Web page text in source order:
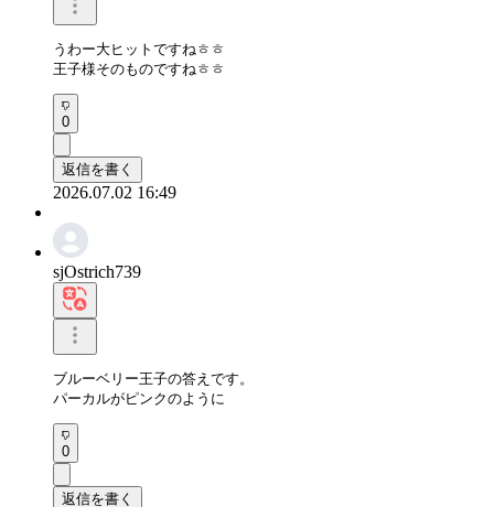
うわー大ヒットですねㅎㅎ
王子様そのものですねㅎㅎ
0
返信を書く
2026.07.02 16:49
sjOstrich739
ブルーベリー王子の答えです。
パーカルがピンクのように
0
返信を書く